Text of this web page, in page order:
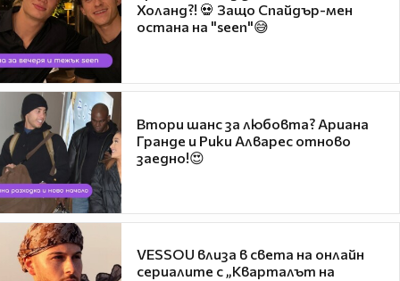
Холанд?! 💀 Защо Спайдър-мен
остана на "seen"😅
Втори шанс за любовта? Ариана
Гранде и Рики Алварес отново
заедно!😍
VESSOU влиза в света на онлайн
сериалите с „Кварталът на